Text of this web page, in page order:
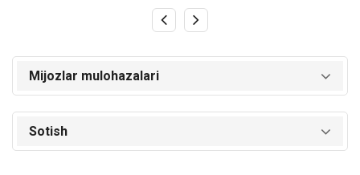
Mijozlar mulohazalari
Sotish